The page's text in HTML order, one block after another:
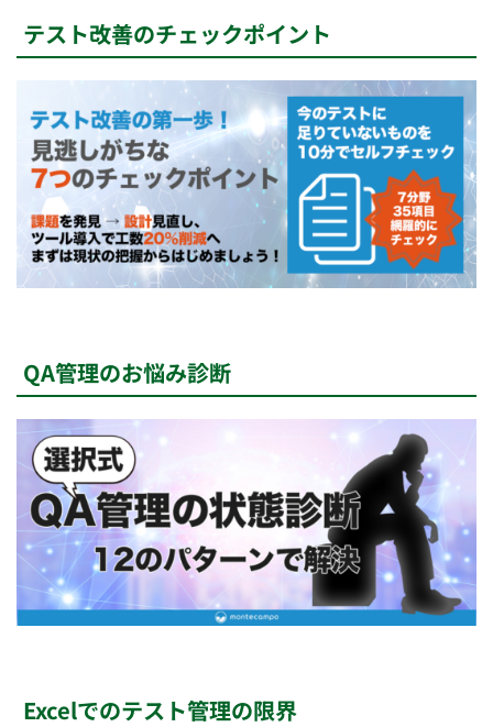
テスト改善のチェックポイント
QA管理のお悩み診断
Excelでのテスト管理の限界